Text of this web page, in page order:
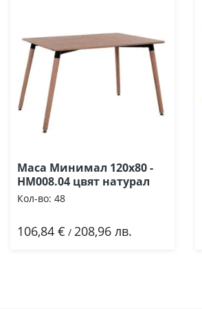
Маса Минимал 120х80 -
HM008.04 цвят натурал
Кол-во: 48
106,84 € / 208,96 лв.
Добави